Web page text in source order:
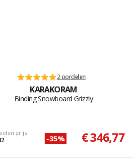
2 oordelen
KARAKORAM
Binding Snowboard Grizzly
prijs
-35% € 346,77